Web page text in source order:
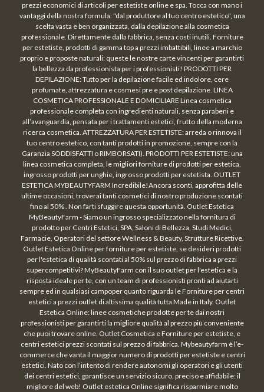
prezzi economici di articoli per estetiste online e spa. Tocca con mano i
vantaggi della nostra formula: "dal produttore al tuo centro estetico", una
scelta vasta e ben organizzata, dalla depilazione alla cosmetica
professionale. Direttamente dalla fabbrica, senza costi inutili. Forniture
per estetiste, prodotti di gamma top a prezzi imbattibili, linee a marchio
proprio e proposte naturali: queste le nostre carte vincenti per garantirti
la bellezza da professionista per i professionisti! PRODOTTI PER
DEPILAZIONE: Tutto per la depilazione facile ed indolore, cere
profumate, attrezzatura e cosmesi pre e post depilazione. LINEA
COSMETICA PROFESSIONALE E DOMICILIARE Linea cosmetica
professionale completa con ingredienti naturali, senza parabeni e
all’avanguardia, pensata per i trattamenti estetici, frutto della moderna
ricerca cosmetica. ATTREZZATURA PER ESTETISTE: arreda o rinnova il
tuo centro estetico, con tanti prodotti in promozione, sempre con la
Garanzia SODDISFATTI o RIMBORSATI). PRODOTTI PER ESTETISTE: una
linea cosmetica completa, le migliori forniture di prodotti per estetica,
ingrosso prodotti per unghie, ingrosso prodotti per estetista. OUTLET
ESTETICA MYBEAUTYFARM Incredibile!Ancora sconti, approfitta delle
ultime occasioni, troverai tanti cosmetici di nostro produzione scontati
fino al 50% . Non farti sfuggire questa opportunità. Outlet Estetica
MyBeautyFarm - Siamo un ingrosso specializzato nella fornitura di
prodotto per Centri Estetici, SPA, Saloni di Bellezza, Studi Medici,
Farmacie, Operatori del settore Wellness & Beauty, Strutture Ricettive.
Outlet Estetica Online per forniture per estetiste, se desideri prodotti
per l'estetica di qualità scontati al 50% sul prezzo di fabbrica a prezzi
supercompetitivi? MyBeautyFarm con il suo outlet per l'estetica è la
risposta ideale per te, con un team di professionisti pronti ad aiutarti
sempre ed in qualsiasi campoper quanto riguarda le Forniture per centri
estetici a prezzi outlet di altissima qualità tutta Made in Italy. Outlet
Estetica Online: linee cosmetiche prodotte per te dai nostri
professionisti per garantirti la migliore qualità al prezzo più conveniente
che puoi trovare online. Outlet Cosmetica e Forniture per estetiste, e
centri estetici prezzi scontati sul prezzo di fabbrica. Mybeautyfarm è l’e-
commerce che vanta il maggior numero di prodotti per estetiste e centri
estetici. Nato con l’intento di rendere autonomi gli operatori e gli utenti
dei centri estetici, garantisce un servizio sicuro, preciso e affidabile: il
migliore del web! Outlet estetica Online significa risparmiare molto